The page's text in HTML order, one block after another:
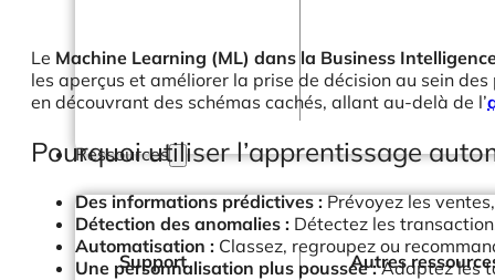
Ressources
Support
Autres
Le Machine Learning (ML) dans la Business
les aperçus et améliorer la prise de décision au sein
en découvrant des schémas cachés, allant au-delà de l’
Pourquoi utiliser l’apprentissage
Des informations prédictives :Prévoyez les
Détection des anomalies : Détectez les
Automatisation : Classez, regroupez ou
Une personnalisation plus poussée :Adaptez les